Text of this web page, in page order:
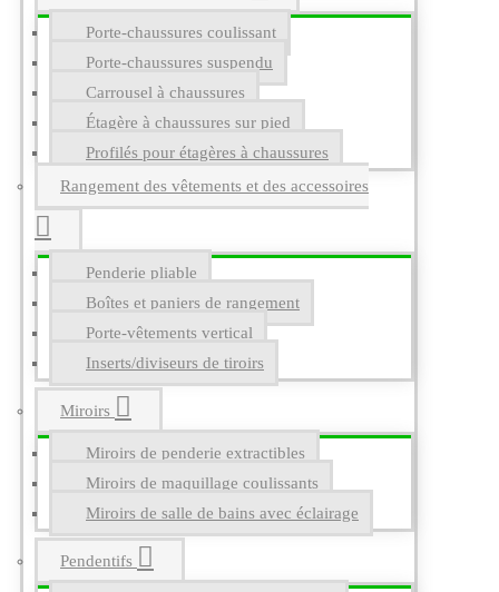
Porte-chaussures coulissant
Porte-chaussures suspendu
Carrousel à chaussures
Étagère à chaussures sur pied
Profilés pour étagères à chaussures
Rangement des vêtements et des accessoires
Penderie pliable
Boîtes et paniers de rangement
Porte-vêtements vertical
Inserts/diviseurs de tiroirs
Miroirs
Miroirs de penderie extractibles
Miroirs de maquillage coulissants
Miroirs de salle de bains avec éclairage
Pendentifs